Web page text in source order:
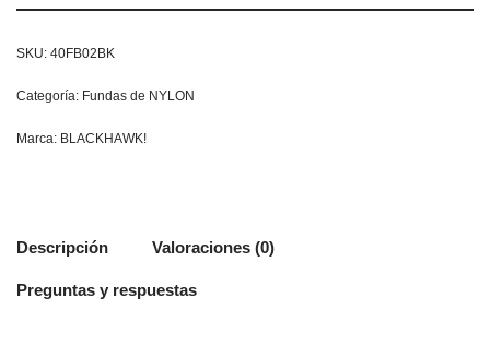
SKU: 40FB02BK
Categoría: Fundas de NYLON
Marca: BLACKHAWK!
Descripción Valoraciones (0)
Preguntas y respuestas